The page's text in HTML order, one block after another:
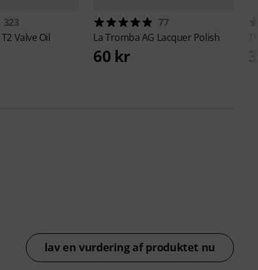
323
T2 Valve Oil
77
La Tromba AG Lacquer Polish
60 kr
lav en vurdering af produktet nu